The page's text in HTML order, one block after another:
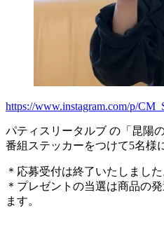
https://www.instagram.com/p/
パティスリータルブ の「昆陽
番組ステッカーをつけて5名様
＊応募受付は終了いたしました
＊プレゼントの当選は商品の
ます。